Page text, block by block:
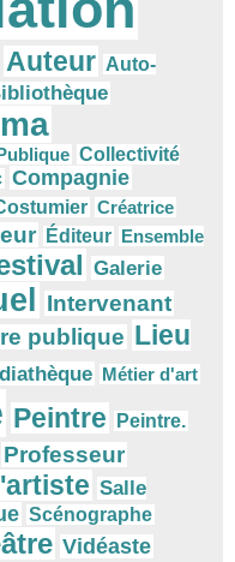
Auteur Auto-
Collectivité
Compagnie
Créatrice
Éditeur Ensemble
Galerie
Intervenant
publique Lieu
Métier d'art
Peintre Peintre.
Professeur
Salle
Scénographe
Vidéaste